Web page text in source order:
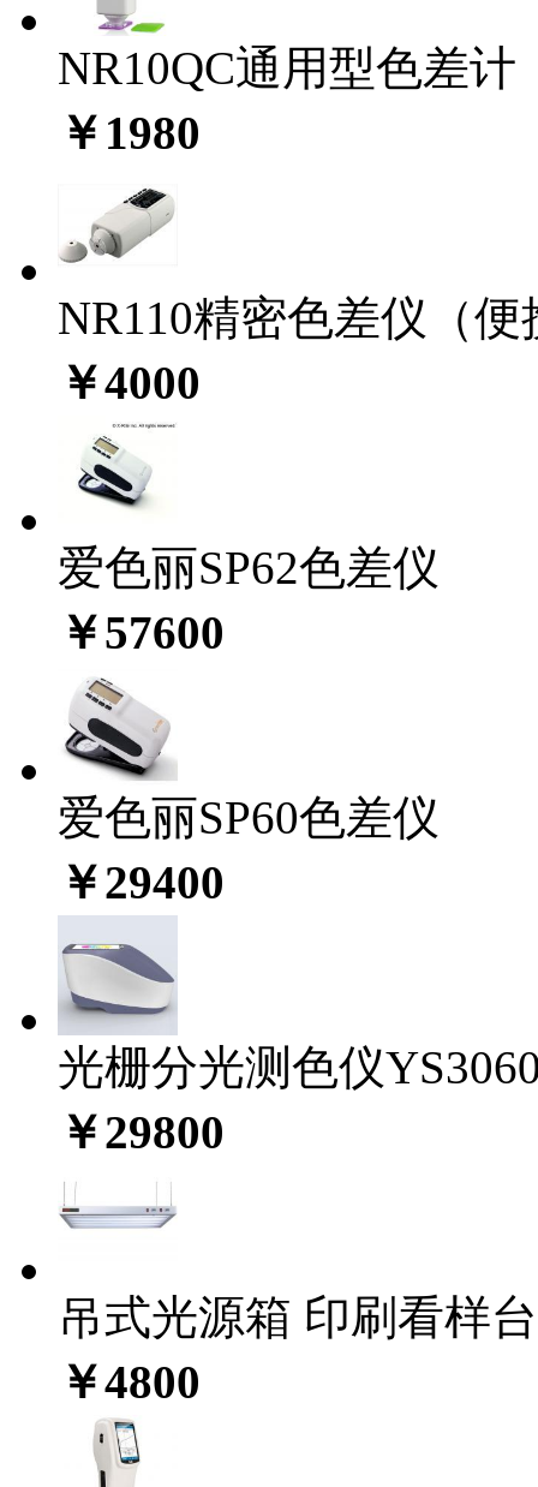
NR10QC通用型色差计
￥1980
NR110精密色差仪（
￥4000
爱色丽SP62色差仪
￥57600
爱色丽SP60色差仪
￥29400
光栅分光测色仪
￥29800
吊式光源箱 印刷看样
￥4800